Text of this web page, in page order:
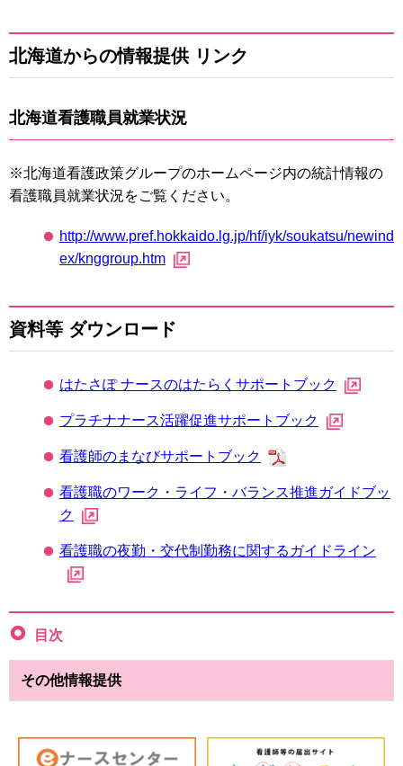
北海道からの情報提供 リンク
北海道看護職員就業状況
※北海道看護政策グループのホームページ内の統計情報の
看護職員就業状況をご覧ください。
http://www.pref.hokkaido.lg.jp/hf/iyk/soukatsu/newind
ex/knggroup.htm
資料等 ダウンロード
はたさぽ ナースのはたらくサポートブック
プラチナナース活躍促進サポートブック
看護師のまなびサポートブック
看護職のワーク・ライフ・バランス推進ガイドブッ
ク
看護職の夜勤・交代制勤務に関するガイドライン
目次
その他情報提供